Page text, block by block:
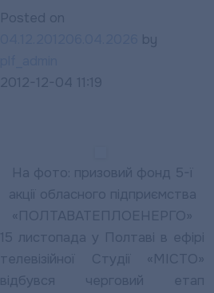
роком
та
Posted on
by
2012-12-04 11:19
На фото: призовий фонд 5-ї
акції обласного підприємства
«ПОЛТАВАТЕПЛОЕНЕРГО»
15 листопада у Полтаві в ефірі
телевізійної Студії «МІСТО»
відбувся черговий етап